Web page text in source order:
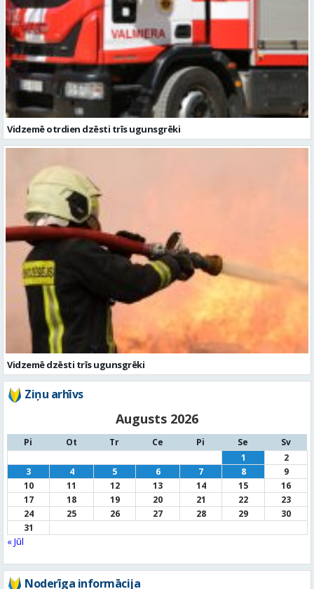
Vidzemē otrdien dzēsti trīs ugunsgrēki
Vidzemē dzēsti trīs ugunsgrēki
Ziņu arhīvs
Augusts 2026
Pi Ot Tr Ce Pi Se
Sv
1
2
3
4 5 6 7 8
9
10
11 12 13 14 15
16
17
18 19 20 21 22
23
24
25 26 27 28 29
30
31
« Jūl
Noderīga informācija